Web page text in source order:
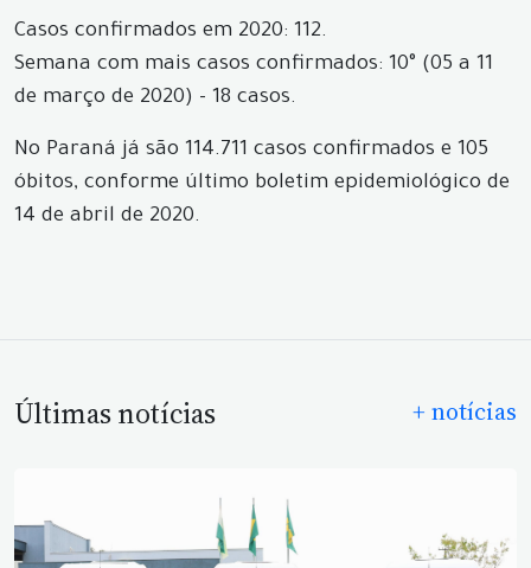
Casos confirmados em 2020: 112.
Semana com mais casos confirmados: 10° (05 a 11
de março de 2020) - 18 casos.
No Paraná já são 114.711 casos confirmados e 105
óbitos, conforme último boletim epidemiológico de
14 de abril de 2020.
Últimas notícias + notícias